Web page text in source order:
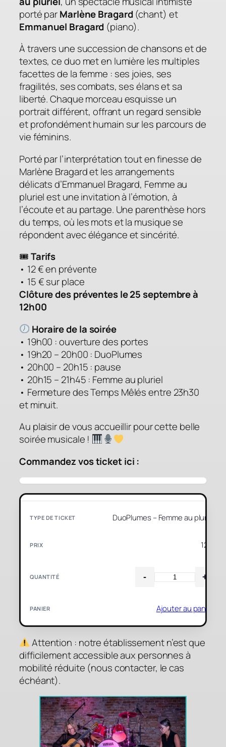
porté parMarlène Bragard(chant) et
Emmanuel Bragard (piano).
À travers une succession de chansons et de
textes, ce duo met en lumière les multiples
facettes de la femme : ses joies, ses
fragilités, ses combats, ses élans et sa
liberté. Chaque morceau esquisse un
portrait différent, offrant un regard sensible
et profondément humain sur les parcours de
vie féminins.
Porté par l’interprétation tout en finesse de
Marlène Bragard et les arrangements
délicats d’Emmanuel Bragard, Femme au
plurielest une invitation à l’émotion, à
l’écoute et au partage. Une parenthèse hors
du temps, où les mots et la musique se
répondent avec élégance et sincérité.
🎟Tarifs
• 12 € en prévente
• 15 € sur place
Clôture des préventes le 25 septembre à
12h00
Horaire de la soirée
• 19h00 : ouverture des portes
• 19h20 – 20h00 : DuoPlumes
• 20h00 – 20h15 : pause
• 20h15 – 21h45 : Femme au pluriel
• Fermeture des Temps Mêlés entre 23h30
et minuit.
Au plaisir de vous accueillir pour cette belle
soirée musicale !
Commandez vos ticket ici :
DuoPlumes – Femme au pluriel
12 €
Ajouter au panier
Attention : notre établissement n’est que
difficilement accessible aux personnes à
mobilité réduite (nous contacter, le cas
échéant).